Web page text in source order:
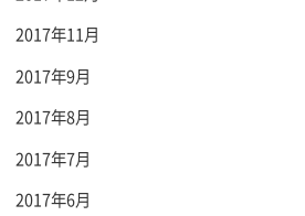
2017年11月
2017年9月
2017年8月
2017年7月
2017年6月